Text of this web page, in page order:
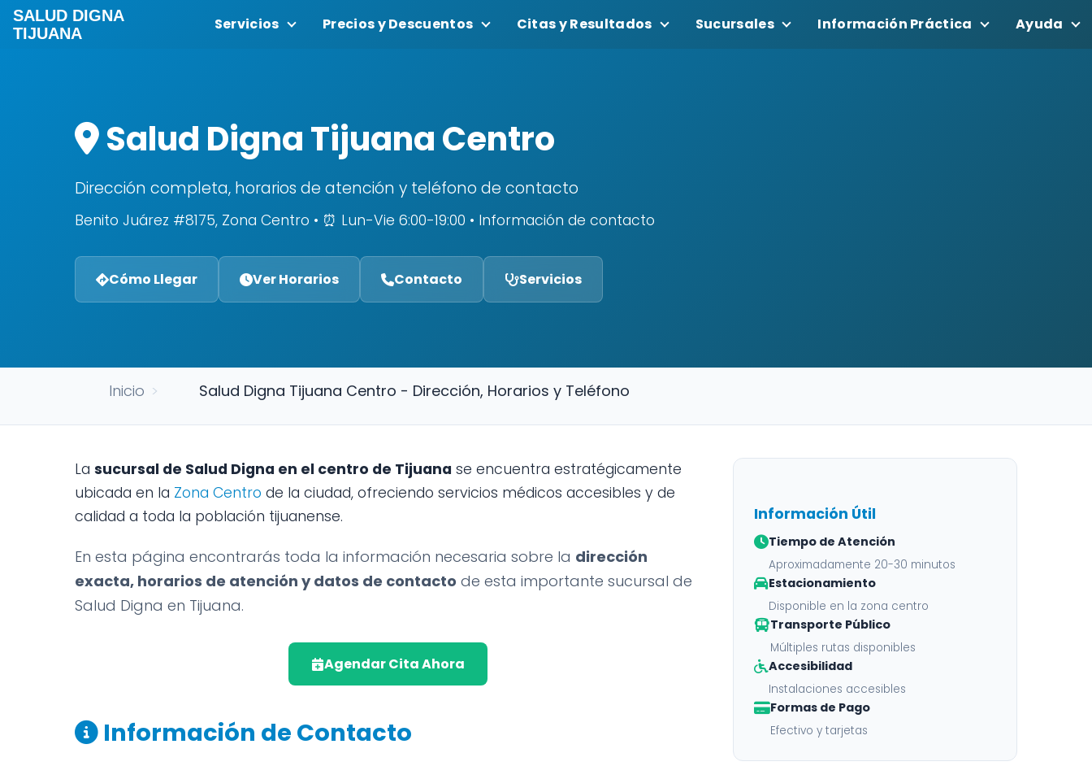
SALUD DIGNA
TIJUANA
Servicios Precios y Descuentos Citas y Resultados Sucursales Información Práctica Ayuda
Salud Digna Tijuana Centro
Dirección completa, horarios de atención y teléfono de contacto
Benito Juárez #8175, Zona Centro • ⏰ Lun-Vie 6:00-19:00 • Información de contacto
Cómo Llegar Ver Horarios Contacto Servicios
Inicio > Salud Digna Tijuana Centro - Dirección, Horarios y Teléfono
La sucursal de Salud Digna en el centro de Tijuana se encuentra estratégicamente
ubicada en la Zona Centro de la ciudad, ofreciendo servicios médicos accesibles y de
calidad a toda la población tijuanense.
En esta página encontrarás toda la información necesaria sobre la dirección
exacta, horarios de atención y datos de contacto de esta importante sucursal de
Salud Digna en Tijuana.
Agendar Cita Ahora
Información de Contacto
Información Útil
Tiempo de Atención
Aproximadamente 20-30 minutos
Estacionamiento
Disponible en la zona centro
Transporte Público
Múltiples rutas disponibles
Accesibilidad
Instalaciones accesibles
Formas de Pago
Efectivo y tarjetas